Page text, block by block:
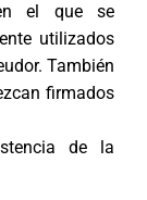
el que se
utilizados
También
firmados
de la